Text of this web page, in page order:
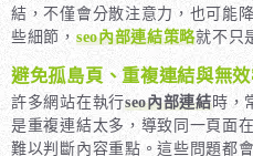
結，不僅會分散注意力，也可能
些細節， seo內部連結策略就不只
避免孤島頁、重複連結與無
許多網站在執行seo內部連結時，
是重複連結太多，導致同一頁面
難以判斷內容重點。這些問題都